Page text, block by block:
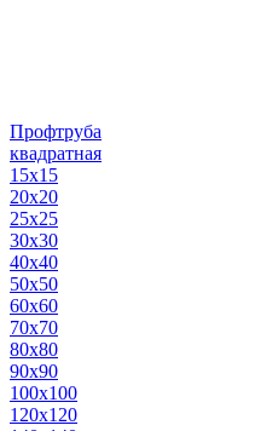
Профтруба
квадратная
15х15
20х20
25х25
30х30
40х40
50х50
60х60
70х70
80х80
90х90
100х100
120х120